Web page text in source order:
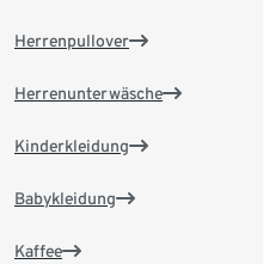
Herrenpullover
Herrenunterwäsche
Kinderkleidung
Babykleidung
Kaffee